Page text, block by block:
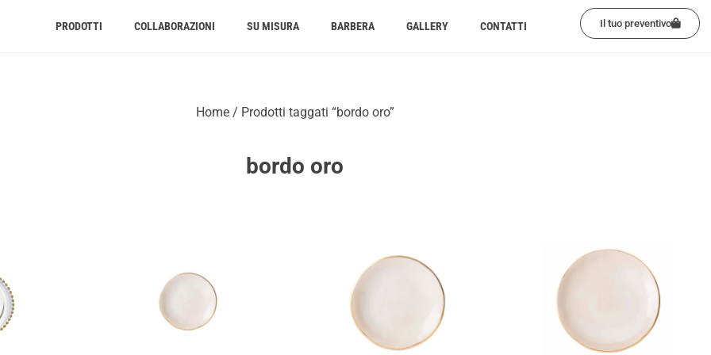
PRODOTTI COLLABORAZIONI SU MISURA BARBERA GALLERY CONTATTI Il tuo preventivo
Home/ Prodotti taggati “bordo oro”
bordo oro